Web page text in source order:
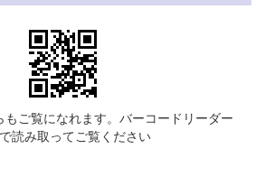
もご覧になれます。バーコードリーダー
読み取ってご覧ください